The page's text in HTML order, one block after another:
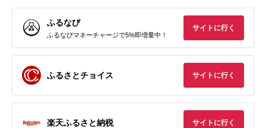
ふるなび
ふるなびマネーチャージで5%即増量中！
サイトに行く
ふるさとチョイス サイトに行く
楽天ふるさと納税 サイトに行く